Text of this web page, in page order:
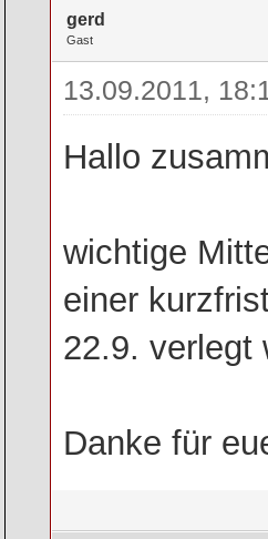
gerd
Gast
13.09.2011,
Hallo
wichtige
einer
22.9. verlegt
Danke für